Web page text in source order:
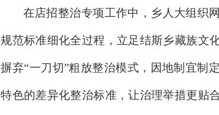
在店招整治专项工作中，乡人大组织
规范标准细化全过程，立足结斯乡藏族文
摒弃“一刀切”粗放整治模式，因地制宜制
特色的差异化整治标准，让治理举措更贴